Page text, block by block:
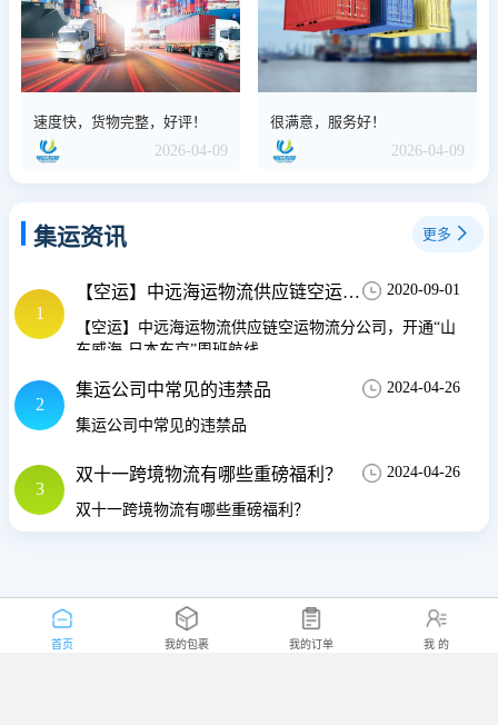
速度快，货物完整，好评！
2026-04-09
很满意，服务好！
2026-04-09
集运资讯 更多
1
【空运】中远海运物流供应链空运物流分公司，开通“山东威海-日本东京”周班航线 2020-09-01
【空运】中远海运物流供应链空运物流分公司，开通“山
东威海-日本东京”周班航线
2
集运公司中常见的违禁品 2024-04-26
集运公司中常见的违禁品
3
双十一跨境物流有哪些重磅福利？ 2024-04-26
双十一跨境物流有哪些重磅福利？
首页 我的包裹 我的订单 我 的